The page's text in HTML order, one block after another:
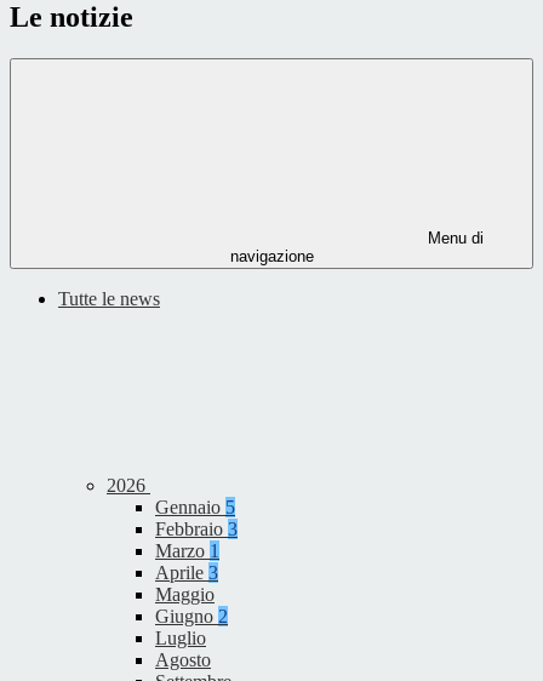
Le notizie
Menu di
navigazione
Tutte le news
2026
Gennaio 5
Febbraio 3
Marzo 1
Aprile 3
Maggio
Giugno 2
Luglio
Agosto